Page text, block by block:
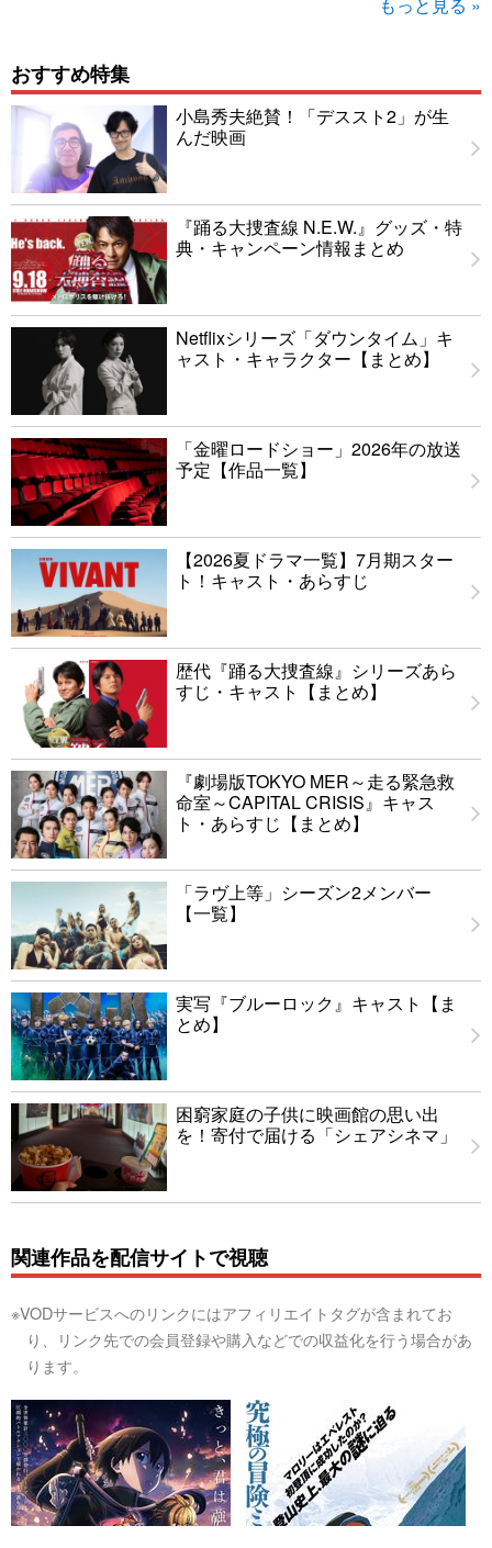
おすすめ特集
小島秀夫絶賛！「デススト2」が生
んだ映画
『踊る大捜査線 N.E.W.』グッズ・特
典・キャンペーン情報まとめ
Netflixシリーズ「ダウンタイム」キ
ャスト・キャラクター【まとめ】
「金曜ロードショー」2026年の放送
予定【作品一覧】
【2026夏ドラマ一覧】7月期スター
ト！キャスト・あらすじ
歴代『踊る大捜査線』シリーズあら
すじ・キャスト【まとめ】
『劇場版TOKYO MER～走る緊急救
命室～CAPITAL CRISIS』キャス
ト・あらすじ【まとめ】
「ラヴ上等」シーズン2メンバー
【一覧】
実写『ブルーロック』キャスト【ま
とめ】
困窮家庭の子供に映画館の思い出
を！寄付で届ける「シェアシネマ」
関連作品を配信サイトで視聴
※VODサービスへのリンクにはアフィリエイトタグが含まれてお
り、リンク先での会員登録や購入などでの収益化を行う場合があ
ります。